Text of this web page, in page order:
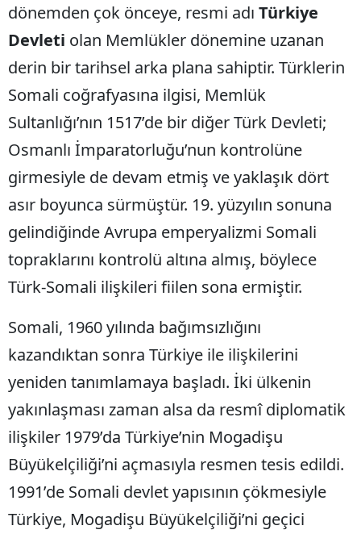
dönemden çok önceye, resmi adı Türkiye
Devleti olan Memlükler dönemine uzanan
derin bir tarihsel arka plana sahiptir. Türklerin
Somali coğrafyasına ilgisi, Memlük
Sultanlığı’nın 1517’de bir diğer Türk Devleti;
Osmanlı İmparatorluğu’nun kontrolüne
girmesiyle de devam etmiş ve yaklaşık dört
asır boyunca sürmüştür. 19. yüzyılın sonuna
gelindiğinde Avrupa emperyalizmi Somali
topraklarını kontrolü altına almış, böylece
Türk-Somali ilişkileri fiilen sona ermiştir.
Somali, 1960 yılında bağımsızlığını
kazandıktan sonra Türkiye ile ilişkilerini
yeniden tanımlamaya başladı. İki ülkenin
yakınlaşması zaman alsa da resmî diplomatik
ilişkiler 1979’da Türkiye’nin Mogadişu
Büyükelçiliği’ni açmasıyla resmen tesis edildi.
1991’de Somali devlet yapısının çökmesiyle
Türkiye, Mogadişu Büyükelçiliği’ni geçici